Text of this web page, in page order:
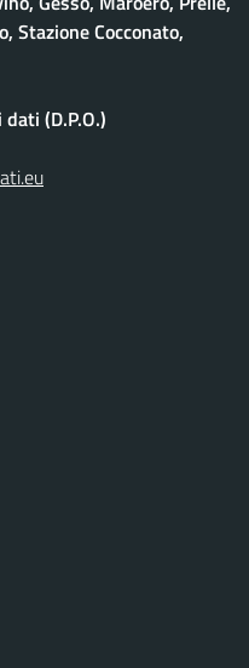
Stazione Cocconato,
(D.P.O.)